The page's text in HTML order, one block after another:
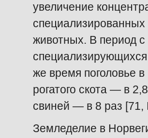
увеличение
животных. В период
специализирующихся
же время поголовье
рогатого скота — в
свиней — в 8 раз [71,
Земледелие в